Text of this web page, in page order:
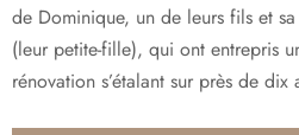
de Dominique, un de leurs fils et
(leur petite-fille), qui ont entrepris
rénovation s’étalant sur près de dix